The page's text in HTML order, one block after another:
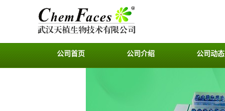
公司首页 公司介绍 公司动态